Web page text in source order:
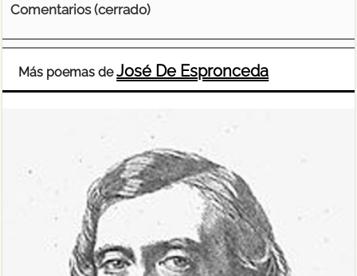
Comentarios (cerrado)
Más poemas deJosé De Espronceda